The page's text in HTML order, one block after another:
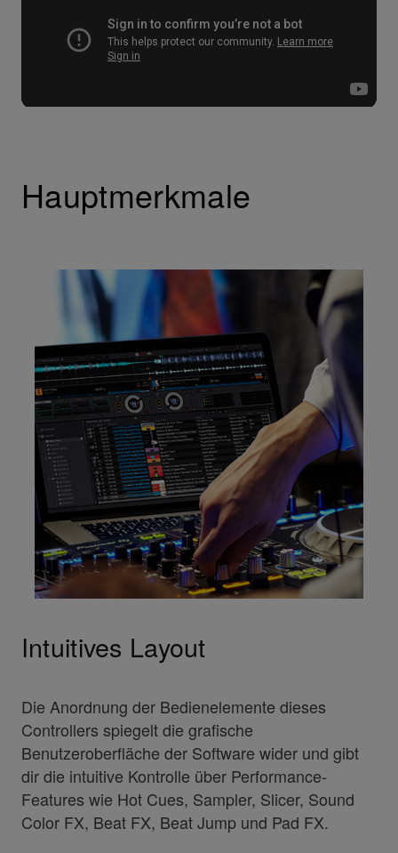
Hauptmerkmale
Intuitives Layout
Die Anordnung der Bedienelemente dieses
Controllers spiegelt die grafische
Benutzeroberfläche der Software wider und gibt
dir die intuitive Kontrolle über Performance-
Features wie Hot Cues, Sampler, Slicer, Sound
Color FX, Beat FX, Beat Jump und Pad FX.